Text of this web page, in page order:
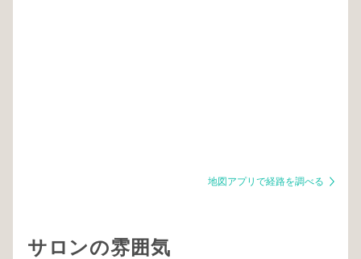
地図アプリで経路を調べる
サロンの雰囲気